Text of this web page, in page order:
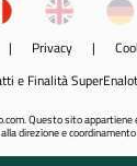
| Privacy |
e Finalità
Questo sito appartiene
direzione e